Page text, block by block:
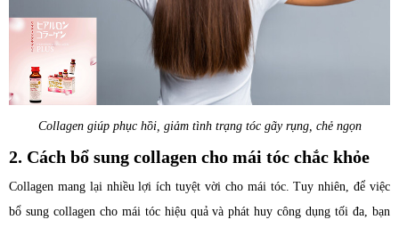
Collagen giúp phục hồi, giảm tình trạng tóc gãy rụng, chẻ ngọn
2. Cách bổ sung collagen cho mái tóc chắc khỏe
Collagen mang lại nhiều lợi ích tuyệt vời cho mái tóc. Tuy nhiên, để việc
bổ sung collagen cho mái tóc hiệu quả và phát huy công dụng tối đa, bạn